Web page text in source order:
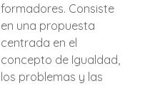
formadores. Consiste
en una propuesta
centrada en el
concepto de Igualdad,
los problemas y las